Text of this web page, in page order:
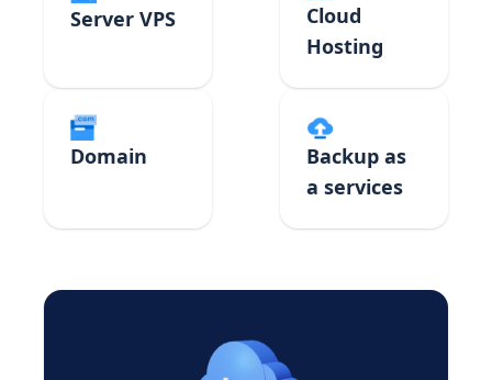
Server VPS
Cloud
Hosting
Domain
Backup as
a services